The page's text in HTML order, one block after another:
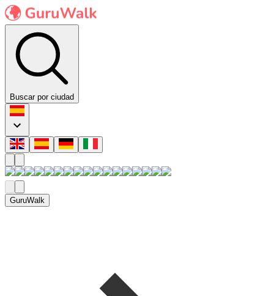
Buscar por ciudad
GuruWalk